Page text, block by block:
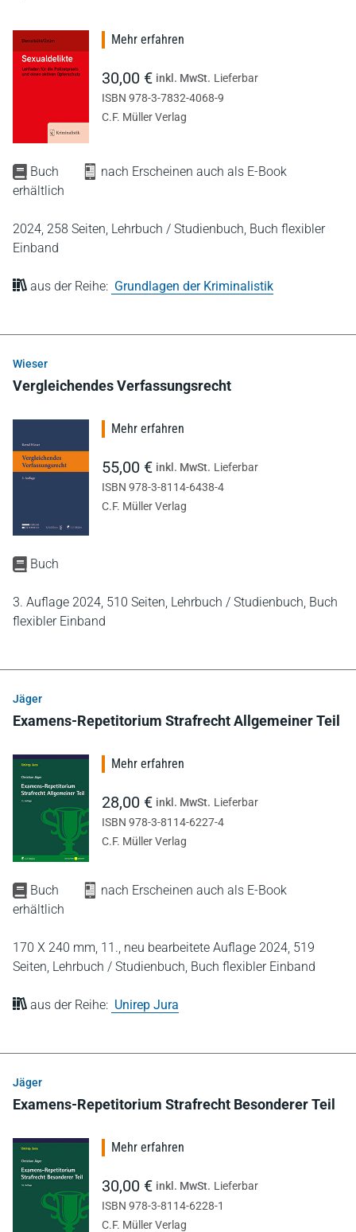
Buch
nach Erscheinen auch als E-Book
erhältlich
2024, 258 Seiten, Lehrbuch / Studienbuch, Buch flexibler
Einband
aus der Reihe: Grundlagen der Kriminalistik
Mehr erfahren
30,00 € inkl. MwSt. Lieferbar
ISBN 978-3-7832-4068-9
C.F. Müller Verlag
Wieser
Vergleichendes Verfassungsrecht
Buch
3. Auflage 2024, 510 Seiten, Lehrbuch / Studienbuch, Buch
flexibler Einband
Mehr erfahren
55,00 € inkl. MwSt. Lieferbar
ISBN 978-3-8114-6438-4
C.F. Müller Verlag
Jäger
Examens-Repetitorium Strafrecht Allgemeiner Teil
Buch
nach Erscheinen auch als E-Book
erhältlich
170 X 240 mm, 11., neu bearbeitete Auflage 2024, 519
Seiten, Lehrbuch / Studienbuch, Buch flexibler Einband
aus der Reihe: Unirep Jura
Mehr erfahren
28,00 € inkl. MwSt. Lieferbar
ISBN 978-3-8114-6227-4
C.F. Müller Verlag
Jäger
Examens-Repetitorium Strafrecht Besonderer Teil
Mehr erfahren
30,00 € inkl. MwSt. Lieferbar
ISBN 978-3-8114-6228-1
C.F. Müller Verlag